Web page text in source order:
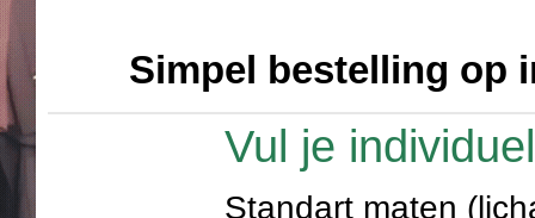
Simpel bestelling op
Vul je
Standart maten